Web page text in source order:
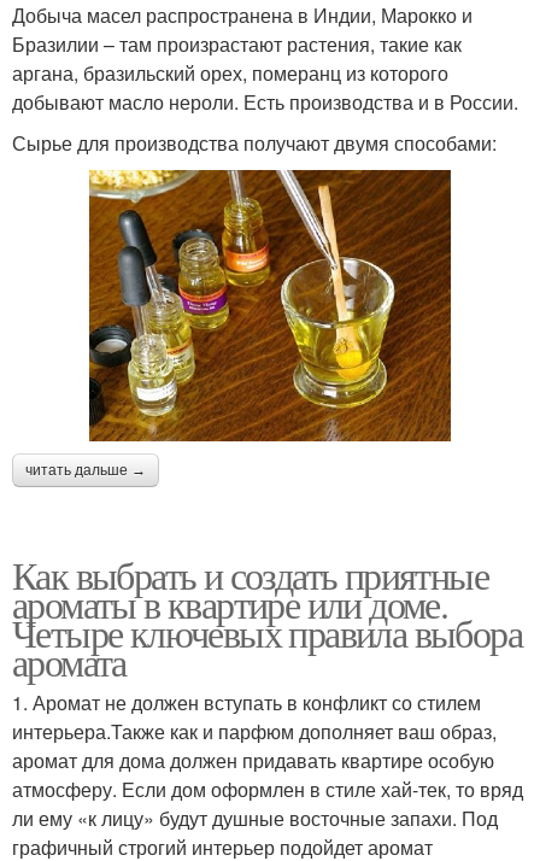
Добыча масел распространена в Индии, Марокко и
Бразилии – там произрастают растения, такие как
аргана, бразильский орех, померанц из которого
добывают масло нероли. Есть производства и в России.
Сырье для производства получают двумя способами:
читать дальше →
Как выбрать и создать приятные
ароматы в квартире или доме.
Четыре ключевых правила выбора
аромата
1. Аромат не должен вступать в конфликт со стилем
интерьера.Также как и парфюм дополняет ваш образ,
аромат для дома должен придавать квартире особую
атмосферу. Если дом оформлен в стиле хай-тек, то вряд
ли ему «к лицу» будут душные восточные запахи. Под
графичный строгий интерьер подойдет аромат